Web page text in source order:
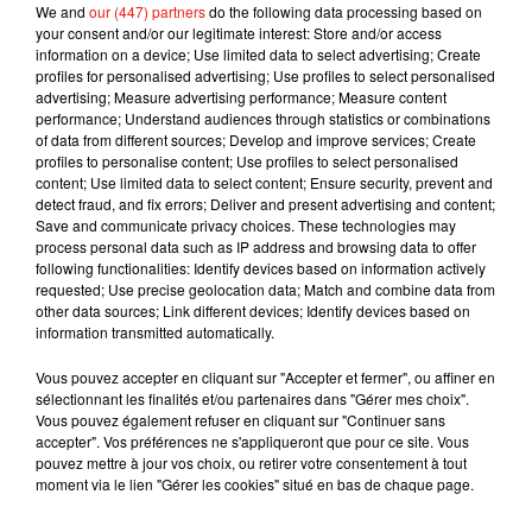
Musique
7 août 2026
RÜFÜS DU SOL annonce un nouvel
album après sa tournée mondiale
7 août 2026
Angèle et Amélie Lens dévoilent leur
collaboration tant attendue
6 août 2026
Il y a 10 ans, DJ Snake changeait de
dimension avec son premier...
We and our (447) partnersdo the following data processing based on
your consent and/or our legitimate interest: Store and/or access
information on a device; Use limited data to select advertising; Create
profiles for personalised advertising; Use profiles to select personalised
advertising; Measure advertising performance; Measure content
performance; Understand audiences through statistics or combinations
of data from different sources; Develop and improve services; Create
profiles to personalise content; Use profiles to select personalised
content; Use limited data to select content; Ensure security, prevent and
detect fraud, and fix errors; Deliver and present advertising and content;
Save and communicate privacy choices. These technologies may
process personal data such as IP address and browsing data to offer
following functionalities: Identify devices based on information actively
requested; Use precise geolocation data; Match and combine data from
other data sources; Link different devices; Identify devices based on
information transmitted automatically.
Vous pouvez accepter en cliquant sur "Accepter et fermer", ou affiner en
sélectionnant les finalités et/ou partenaires dans "Gérer mes choix".
Vous pouvez également refuser en cliquant sur "Continuer sans
accepter". Vos préférences ne s'appliqueront que pour ce site. Vous
pouvez mettre à jour vos choix, ou retirer votre consentement à tout
moment via le lien "Gérer les cookies" situé en bas de chaque page.